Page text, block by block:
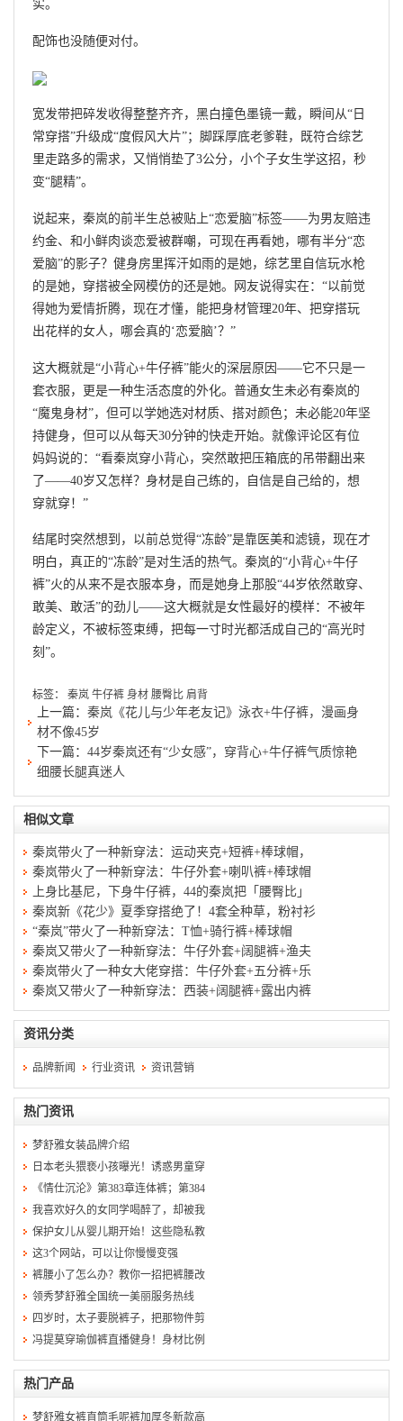
实。
配饰也没随便对付。
宽发带把碎发收得整整齐齐，黑白撞色墨镜一戴，瞬间从“日
常穿搭”升级成“度假风大片”；脚踩厚底老爹鞋，既符合综艺
里走路多的需求，又悄悄垫了3公分，小个子女生学这招，秒
变“腿精”。
说起来，秦岚的前半生总被贴上“恋爱脑”标签——为男友赔违
约金、和小鲜肉谈恋爱被群嘲，可现在再看她，哪有半分“恋
爱脑”的影子？健身房里挥汗如雨的是她，综艺里自信玩水枪
的是她，穿搭被全网模仿的还是她。网友说得实在：“以前觉
得她为爱情折腾，现在才懂，能把身材管理20年、把穿搭玩
出花样的女人，哪会真的‘恋爱脑’？”
这大概就是“小背心+牛仔裤”能火的深层原因——它不只是一
套衣服，更是一种生活态度的外化。普通女生未必有秦岚的
“魔鬼身材”，但可以学她选对材质、搭对颜色；未必能20年坚
持健身，但可以从每天30分钟的快走开始。就像评论区有位
妈妈说的：“看秦岚穿小背心，突然敢把压箱底的吊带翻出来
了——40岁又怎样？身材是自己练的，自信是自己给的，想
穿就穿！”
结尾时突然想到，以前总觉得“冻龄”是靠医美和滤镜，现在才
明白，真正的“冻龄”是对生活的热气。秦岚的“小背心+牛仔
裤”火的从来不是衣服本身，而是她身上那股“44岁依然敢穿、
敢美、敢活”的劲儿——这大概就是女性最好的模样：不被年
龄定义，不被标签束缚，把每一寸时光都活成自己的“高光时
刻”。
标签： 秦岚 牛仔裤 身材 腰臀比 肩背
上一篇： 秦岚《花儿与少年老友记》泳衣+牛仔裤，漫画身
材不像45岁
下一篇： 44岁秦岚还有“少女感”，穿背心+牛仔裤气质惊艳
细腰长腿真迷人
相似文章
秦岚带火了一种新穿法：运动夹克+短裤+棒球帽，
秦岚带火了一种新穿法：牛仔外套+喇叭裤+棒球帽
上身比基尼，下身牛仔裤，44的秦岚把「腰臀比」
秦岚新《花少》夏季穿搭绝了！4套全种草，粉衬衫
“秦岚”带火了一种新穿法：T恤+骑行裤+棒球帽
秦岚又带火了一种新穿法：牛仔外套+阔腿裤+渔夫
秦岚带火了一种女大佬穿搭：牛仔外套+五分裤+乐
秦岚又带火了一种新穿法：西装+阔腿裤+露出内裤
资讯分类
品牌新闻 行业资讯 资讯营销
热门资讯
梦舒雅女装品牌介绍
日本老头猥亵小孩曝光！诱惑男童穿
《情仕沉沦》第383章连体裤；第384
我喜欢好久的女同学喝醉了，却被我
保护女儿从婴儿期开始！这些隐私教
这3个网站，可以让你慢慢变强
裤腰小了怎么办？教你一招把裤腰改
领秀梦舒雅全国统一美丽服务热线
四岁时，太子要脱裤子，把那物件剪
冯提莫穿瑜伽裤直播健身！身材比例
热门产品
梦舒雅女裤直筒毛呢裤加厚冬新款高